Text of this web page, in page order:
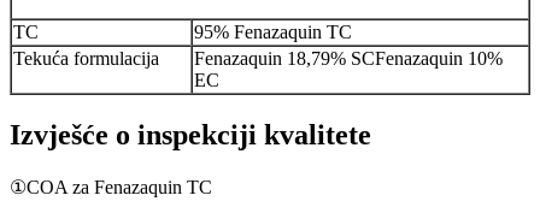
TC
95% Fenazaquin TC
Tekuća formulacija
Fenazaquin 18,79% SCFenazaquin 10%
EC
Izvješće o inspekciji kvalitete
①COA za Fenazaquin TC